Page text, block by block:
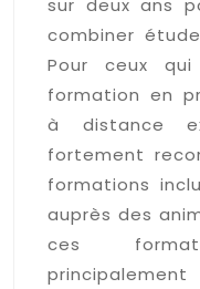
sur deux ans
combiner
Pour ceux
formation en
à distance
fortement
formations
auprès des
ces